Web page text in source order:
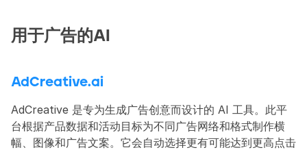
用于广告的AI
AdCreative.ai
AdCreative 是专为生成广告创意而设计的 AI 工具。此平
台根据产品数据和活动目标为不同广告网络和格式制作横
幅、图像和广告文案。它会自动选择更有可能达到更高点击